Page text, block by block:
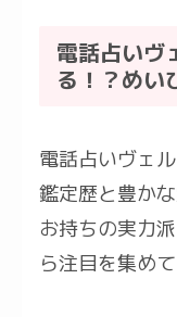
電話占いヴ
る！？めい
電話占いヴェ
鑑定歴と豊か
お持ちの実力
ら注目を集めて